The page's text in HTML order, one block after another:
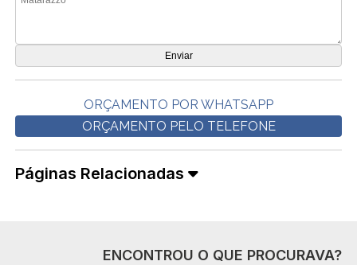
ORÇAMENTO POR WHATSAPP
ORÇAMENTO PELO TELEFONE
Páginas Relacionadas
ENCONTROU O QUE PROCURAVA?